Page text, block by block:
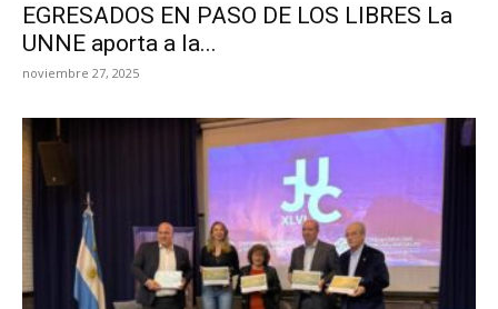
EGRESADOS EN PASO DE LOS LIBRES La
UNNE aporta a la...
noviembre 27, 2025